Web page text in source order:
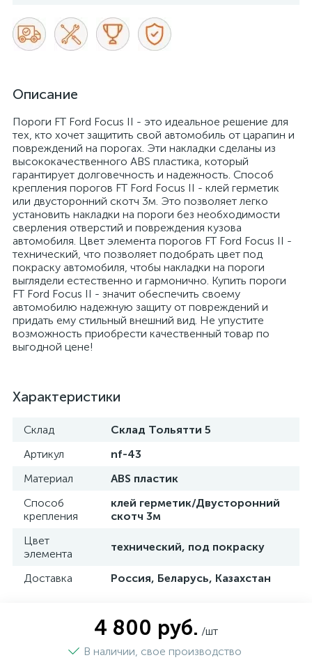
Описание
Пороги FT Ford Focus II - это идеальное решение для
тех, кто хочет защитить свой автомобиль от царапин и
повреждений на порогах. Эти накладки сделаны из
высококачественного ABS пластика, который
гарантирует долговечность и надежность. Способ
крепления порогов FT Ford Focus II - клей герметик
или двусторонний скотч 3м. Это позволяет легко
установить накладки на пороги без необходимости
сверления отверстий и повреждения кузова
автомобиля. Цвет элемента порогов FT Ford Focus II -
технический, что позволяет подобрать цвет под
покраску автомобиля, чтобы накладки на пороги
выглядели естественно и гармонично. Купить пороги
FT Ford Focus II - значит обеспечить своему
автомобилю надежную защиту от повреждений и
придать ему стильный внешний вид. Не упустите
возможность приобрести качественный товар по
выгодной цене!
Характеристики
Склад
Склад Тольятти 5
Артикул
nf-43
Материал
ABS пластик
Способ
крепления
клей герметик/Двусторонний
скотч 3м
Цвет
элемента
технический, под покраску
Доставка Россия, Беларусь, Казахстан
4 800 руб. /шт
В наличии, свое производство